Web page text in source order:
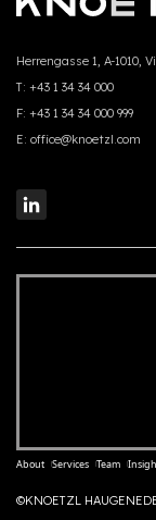
Herrengasse 1, A-1010,
T: +43 1 34 34 000
F: +43 1 34 34 000 999
E: office@knoetzl.com
About Services Team
©KNOETZL